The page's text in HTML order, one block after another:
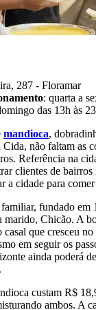
287 - Floramar
: quarta a
das 13h às
mandioca,
não faltam as
Referência na
clientes de bairros
a cidade para
fundado em
marido, Chicão. A
que cresceu
em seguir os
ainda poderá
custam R$
ambos. A